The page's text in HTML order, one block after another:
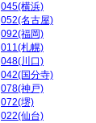
045(横浜)
052(名古屋)
092(福岡)
011(札幌)
048(川口)
042(国分寺)
078(神戸)
072(堺)
022(仙台)